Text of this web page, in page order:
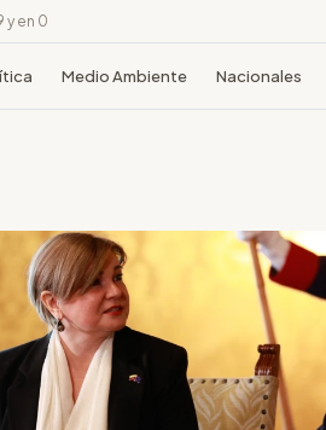
y en 0
Medio Ambiente Nacionales